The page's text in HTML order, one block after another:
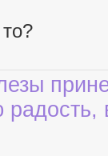
радость,